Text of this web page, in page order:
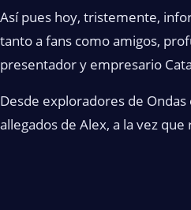
Así pues hoy, tristemente,
tanto a fans como amigos,
presentador y empresario
Desde exploradores de
allegados de Alex, a la vez